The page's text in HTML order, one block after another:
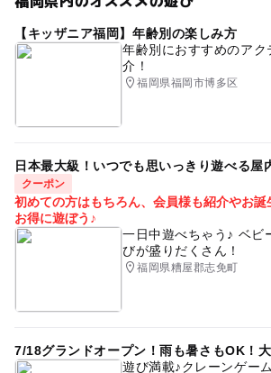
予約/応募
予約必要
最終応募締切 2022-8-16(火)
注意・制限事項
さまの保育・託児行為は行っておりま
・イベントにおいて発生した一切の事
の責任を負いかねますことをあらかじ
・お子さまおよび保護者の方が体調不
参加者さまへの感染を防ぐため、ご
・イベントへ参加するにあたっての往
の事故に対しても責任を負いかねます
●各会場にアルコールを設置
●備え付け備品や机、ドアノブ等の消
「お子さま撮影会」は、人の出入りが
●スタッフの検温義務化
毎朝の検温と体温の報告を励行してお
を出す体制を整えています。
●スタッフマスク着用
感染を未然に防ぐため、マスク着用
●お子さま撮影会＆ライフプラン相談
人の流れがある内容になります。
室内イベント 雨の日でもOK 夏で
夏休み
【キッザニア福岡】年齢別の楽しみ方
年齢別におすすめのアク
介！
福岡県福岡市博多区
日本最大級！いつでも思いっきり遊べる屋
クーポン
初めての方はもちろん、会員様も紹介やお誕
お得に遊ぼう♪
一日中遊べちゃう♪ ベビ
びが盛りだくさん！
福岡県糟屋郡志免町
7/18グランドオープン！雨も暑さもOK！
遊び満載♪クレーンゲー